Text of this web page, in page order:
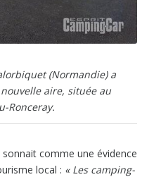
(Normandie) a
aire, située au
Ronceray.
comme une évidence
local : « Les camping-